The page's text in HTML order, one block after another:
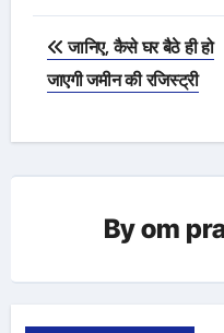
Post
navigation
जानिए, कैसे घर बैठे ही हो
जाएगी जमीन की रजिस्ट्री
Byom